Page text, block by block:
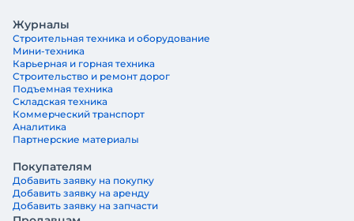
Журналы
Строительная техника и оборудование
Мини-техника
Карьерная и горная техника
Строительство и ремонт дорог
Подъемная техника
Складская техника
Коммерческий транспорт
Аналитика
Партнерские материалы
Покупателям
Добавить заявку на покупку
Добавить заявку на аренду
Добавить заявку на запчасти